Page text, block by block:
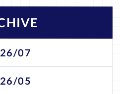
07
05